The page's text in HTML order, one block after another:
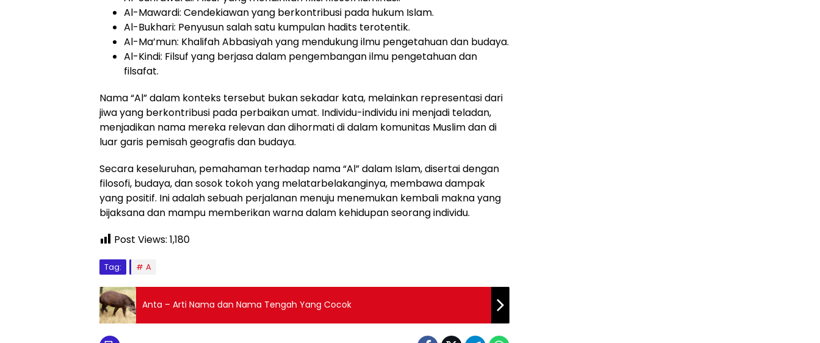
Al-Mawardi: Cendekiawan yang berkontribusi pada hukum Islam.
Al-Bukhari: Penyusun salah satu kumpulan hadits terotentik.
Al-Ma’mun: Khalifah Abbasiyah yang mendukung ilmu pengetahuan dan budaya.
Al-Kindi: Filsuf yang berjasa dalam pengembangan ilmu pengetahuan dan
filsafat.
Nama “Al” dalam konteks tersebut bukan sekadar kata, melainkan representasi dari
jiwa yang berkontribusi pada perbaikan umat. Individu-individu ini menjadi teladan,
menjadikan nama mereka relevan dan dihormati di dalam komunitas Muslim dan di
luar garis pemisah geografis dan budaya.
Secara keseluruhan, pemahaman terhadap nama “Al” dalam Islam, disertai dengan
filosofi, budaya, dan sosok tokoh yang melatarbelakanginya, membawa dampak
yang positif. Ini adalah sebuah perjalanan menuju menemukan kembali makna yang
bijaksana dan mampu memberikan warna dalam kehidupan seorang individu.
Post Views: 1,180
Tag: A
Anta – Arti Nama dan Nama Tengah Yang Cocok